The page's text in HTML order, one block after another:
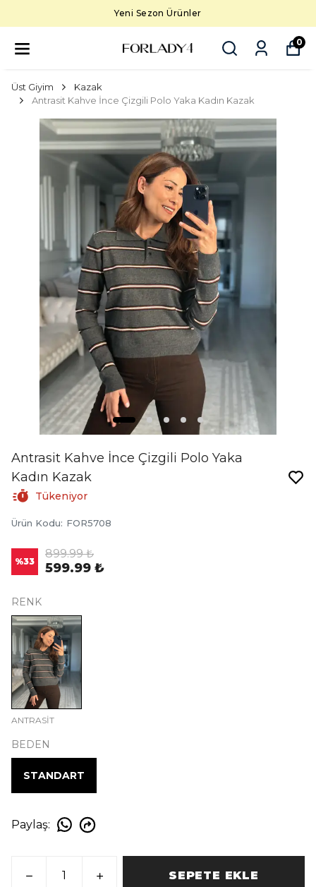
Yeni Sezon Ürünler
0
Üst Giyim
Kazak
Antrasit Kahve İnce Çizgili Polo Yaka Kadın Kazak
Antrasit Kahve İnce Çizgili Polo Yaka
Kadın Kazak
Tükeniyor
Ürün Kodu: FOR5708
%33
899.99 ₺
599.99 ₺
RENK
ANTRASİT
BEDEN
STANDART
Paylaş:
SEPETE EKLE